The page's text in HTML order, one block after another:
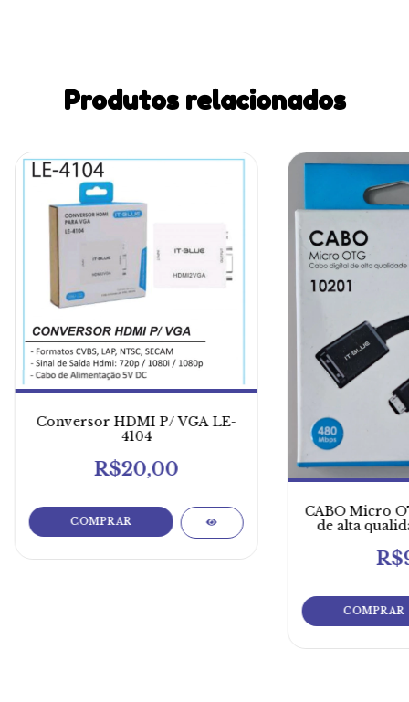
Produtos relacionados
Conversor HDMI P/ VGA LE-
4104
R$20,00
CABO Micro
de alta